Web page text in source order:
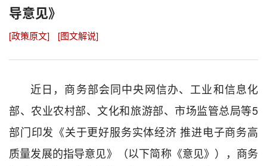
导意见》
[政策原文] [图文解说]
近日，商务部会同中央网信办、工业和信息化
部、农业农村部、文化和旅游部、市场监管总局等5
部门印发《关于更好服务实体经济 推进电子商务高
质量发展的指导意见》（以下简称《意见》），商务